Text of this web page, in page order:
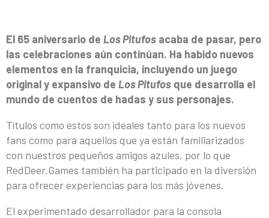
El 65 aniversario de Los Pitufos acaba de pasar, pero
las celebraciones aún continúan. Ha habido nuevos
elementos en la franquicia, incluyendo un juego
original y expansivo de Los Pitufos que desarrolla el
mundo de cuentos de hadas y sus personajes.
Títulos como estos son ideales tanto para los nuevos
fans como para aquellos que ya están familiarizados
con nuestros pequeños amigos azules, por lo que
RedDeer.Games también ha participado en la diversión
para ofrecer experiencias para los más jóvenes.
El experimentado desarrollador para la consola